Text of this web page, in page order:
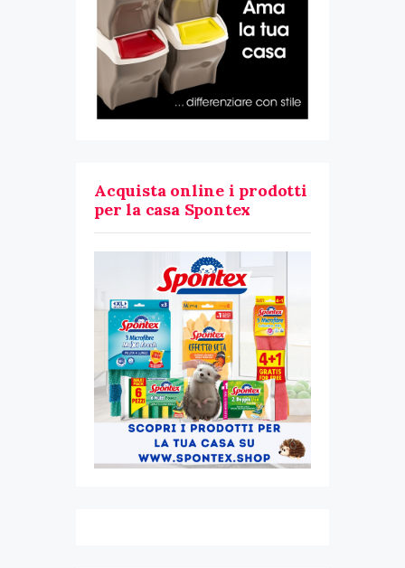
Acquista online i prodotti
per la casa Spontex